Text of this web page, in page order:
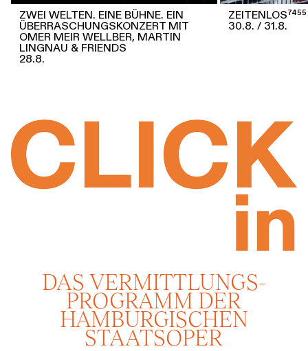
ZWEI WELTEN. EINE BÜHNE. EIN
ÜBERRASCHUNGSKONZERT MIT
OMER MEIR WELLBER, MARTIN
LINGNAU & FRIENDS
28.8.
ZEITENLOS⁷⁴⁵⁵
30.8.
31.8.
DAS VERMITTLUNGS­
PROGRAMM DER
HAMBURGISCHEN
STAATSOPER